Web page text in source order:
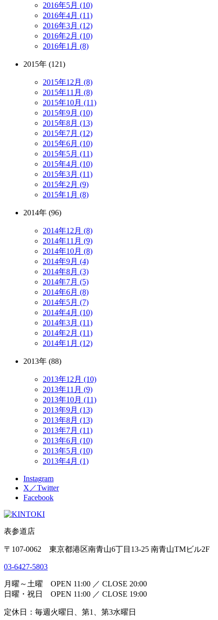
2016年5月 (10)
2016年4月 (11)
2016年3月 (12)
2016年2月 (10)
2016年1月 (8)
2015年 (121)
2015年12月 (8)
2015年11月 (8)
2015年10月 (11)
2015年9月 (10)
2015年8月 (13)
2015年7月 (12)
2015年6月 (10)
2015年5月 (11)
2015年4月 (10)
2015年3月 (11)
2015年2月 (9)
2015年1月 (8)
2014年 (96)
2014年12月 (8)
2014年11月 (9)
2014年10月 (8)
2014年9月 (4)
2014年8月 (3)
2014年7月 (5)
2014年6月 (8)
2014年5月 (7)
2014年4月 (10)
2014年3月 (11)
2014年2月 (11)
2014年1月 (12)
2013年 (88)
2013年12月 (10)
2013年11月 (9)
2013年10月 (11)
2013年9月 (13)
2013年8月 (13)
2013年7月 (11)
2013年6月 (10)
2013年5月 (10)
2013年4月 (1)
Instagram
X／Twitter
Facebook
表参道店
〒107-0062 東京都港区南青山6丁目13-25 南青山TMビル2F
03-6427-5803
月曜～土曜 OPEN 11:00 ／ CLOSE 20:00
日曜・祝日 OPEN 11:00 ／ CLOSE 19:00
定休日：毎週火曜日、第1、第3水曜日